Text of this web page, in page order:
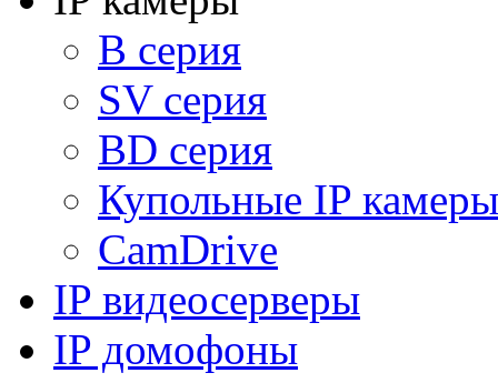
B серия
SV серия
BD серия
Купольные IP
CamDrive
IP видеосерверы
IP домофоны